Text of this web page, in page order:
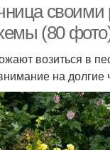
(80
возиться в
на долгие